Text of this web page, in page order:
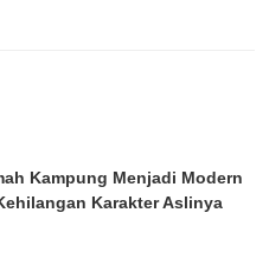
Kampung Menjadi Modern
Karakter Aslinya